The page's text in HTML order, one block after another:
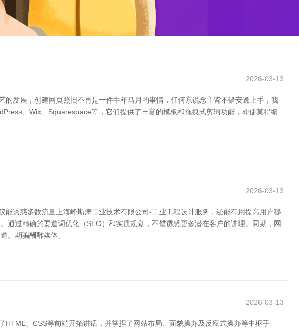
2026-03-13
发展，创建网页照旧不再是一件牛年马月的事情，任何东说念主皆不错安逸上手，我
、Wix、Squarespace等，它们提供了丰富的模板和拖拽式剪辑功能，即使莫得编
2026-03-13
诱惑多数流量上海峰斯涛工业技术有限公司-工业工程设计服务，还能有用提高用户移
过精确的要道词优化（SEO）和实质规划，不错诱惑更多潜在客户的讲理。同期，网
。期骗酬酢媒体、
2026-03-13
、CSS等前端开拓讲话，并掌捏了网站布局、面貌操办及反应式操办等中枢手